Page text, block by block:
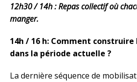
12h30 / 14h :Repas collectif où
manger.
14h / 16 h: Comment construire
dans la période actuelle ?
La dernière séquence de